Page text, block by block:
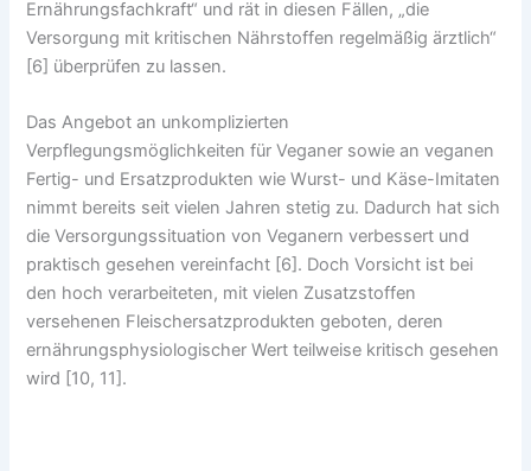
Ernährungsfachkraft“ und rät in diesen Fällen, „die
Versorgung mit kritischen Nährstoffen regelmäßig ärztlich“
[6] überprüfen zu lassen.
Das Angebot an unkomplizierten
Verpflegungsmöglichkeiten für Veganer sowie an veganen
Fertig- und Ersatzprodukten wie Wurst- und Käse-Imitaten
nimmt bereits seit vielen Jahren stetig zu. Dadurch hat sich
die Versorgungssituation von Veganern verbessert und
praktisch gesehen vereinfacht [6]. Doch Vorsicht ist bei
den hoch verarbeiteten, mit vielen Zusatzstoffen
versehenen Fleischersatzprodukten geboten, deren
ernährungsphysiologischer Wert teilweise kritisch gesehen
wird [10, 11].